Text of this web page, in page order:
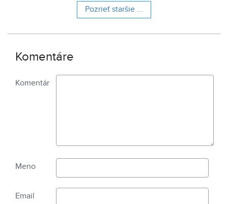
Pozrieť staršie ...
Komentáre
Komentár
Meno
Email